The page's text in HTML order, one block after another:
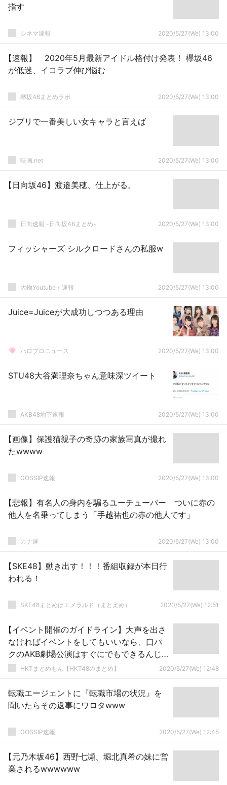
指す
シネマ速報 2020/5/27(We) 13:00
【速報】 2020年5月最新アイドル格付け発表！ 欅坂46
が低迷、イコラブ伸び悩む
欅坂46まとめラボ 2020/5/27(We) 13:00
ジブリで一番美しい女キャラと言えば
映画.net 2020/5/27(We) 13:00
【日向坂46】渡邉美穂、仕上がる。
日向速報 -日向坂46まとめ- 2020/5/27(We) 13:00
フィッシャーズ シルクロードさんの私服w
大物Youtubeｒ速報 2020/5/27(We) 13:00
Juice=Juiceが大成功しつつある理由
ハロプロニュース 2020/5/27(We) 13:00
STU48大谷満理奈ちゃん意味深ツイート
AKB48地下速報 2020/5/27(We) 13:00
【画像】保護猫親子の奇跡の家族写真が撮れ
たwwww
GOSSIP速報 2020/5/27(We) 13:00
【悲報】有名人の身内を騙るユーチューバー ついに赤の
他人を名乗ってしまう「手越祐也の赤の他人です」
カナ速 2020/5/27(We) 13:00
【SKE48】動き出す！！！番組収録が本日行
われる！
SKE48まとめはエメラルド（まとえめ） 2020/5/27(We) 12:51
【イベント開催のガイドライン】大声を出さ
なければイベントをしてもいいなら、口パ
クのAKB劇場公演はすぐにでもできるんじ
ゃない？
HKTまとめもん【HKT48のまとめ】 2020/5/27(We) 12:48
転職エージェントに『転職市場の状況』を
聞いたらその返事にワロタwww
GOSSIP速報 2020/5/27(We) 12:45
【元乃木坂46】西野七瀬、堀北真希の妹に営
業されるwwwwww